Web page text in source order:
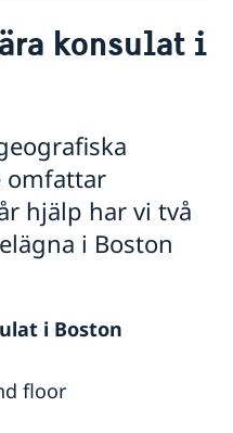
konsulat i
omfattar
hjälp har vi två
i Boston
i Boston
floor